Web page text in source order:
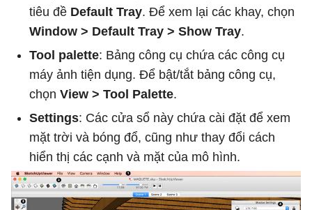
tiêu đề Default Tray. Để xem lại các khay, chọn
Window > Default Tray > Show Tray.
Tool palette: Bảng công cụ chứa các công cụ
máy ảnh tiện dụng. Để bật/tắt bảng công cụ,
chọn View > Tool Palette.
Settings: Các cửa sổ này chứa cài đặt để xem
mặt trời và bóng đổ, cũng như thay đổi cách
hiển thị các cạnh và mặt của mô hình.